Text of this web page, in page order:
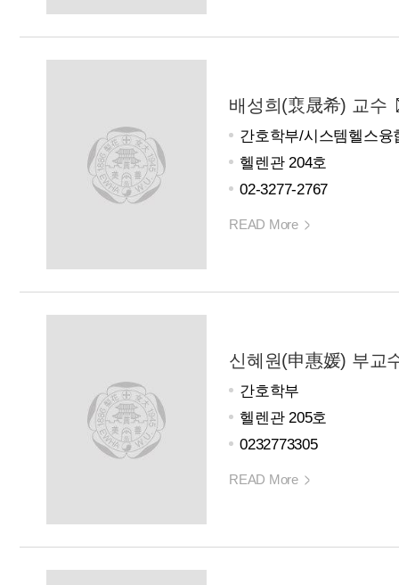
배성희(裵晟希) 교수
간호학부/시스템헬스융
헬렌관 204호
02-3277-2767
READ More
신혜원(申惠媛) 부교
간호학부
헬렌관 205호
0232773305
READ More